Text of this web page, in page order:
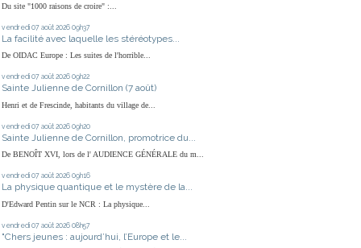
Du site "1000 raisons de croire" :...
vendredi 07 août 2026 09h37
La facilité avec laquelle les stéréotypes...
De OIDAC Europe : Les suites de l'horrible...
vendredi 07 août 2026 09h22
Sainte Julienne de Cornillon (7 août)
Henri et de Frescinde, habitants du village de...
vendredi 07 août 2026 09h20
Sainte Julienne de Cornillon, promotrice du...
De BENOÎT XVI, lors de l' AUDIENCE GÉNÉRALE du m...
vendredi 07 août 2026 09h16
La physique quantique et le mystère de la...
D'Edward Pentin sur le NCR : La physique...
vendredi 07 août 2026 08h57
"Chers jeunes : aujourd’hui, l’Europe et le...